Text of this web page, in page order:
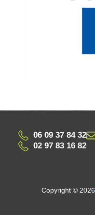
06 09 37 84 32
02 97 83 16 82
Copyright © 2026